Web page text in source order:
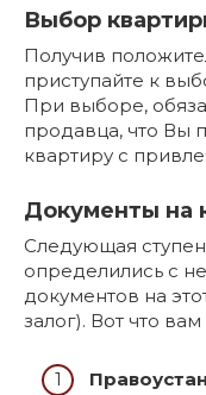
Выбор
Получив
приступайте к
При выборе,
продавца, что Вы
квартиру с
Документы на
Следующая
определились с
документов на
залог). Вот что